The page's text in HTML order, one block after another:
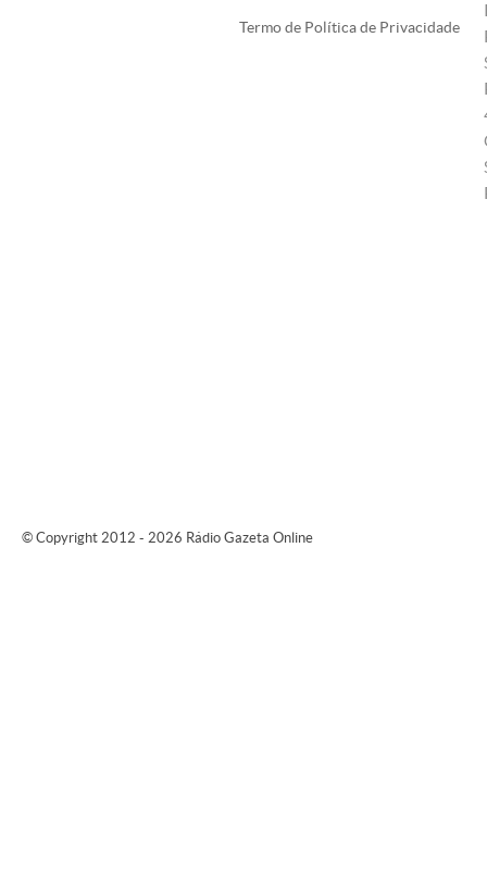
Termo de Política de Privacidade
© Copyright 2012 - 2026 Rádio Gazeta Online